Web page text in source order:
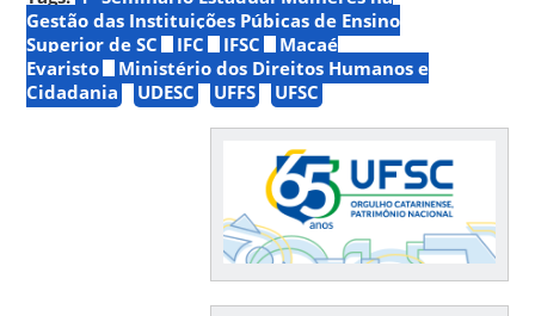
Gestão das Instituições Púbicas de Ensino
Superior de SC
IFC IFSC
Macaé
Evaristo
Ministério dos Direitos Humanos e
Cidadania
UDESC UFFS UFSC